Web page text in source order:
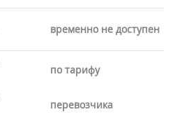
временно не доступен
по тарифу
перевозчика